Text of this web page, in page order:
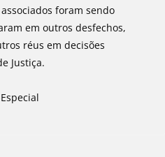
foram sendo
em outros desfechos,
réus em decisões
Justiça.